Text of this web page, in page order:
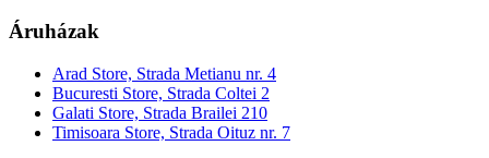
Áruházak
Arad Store, Strada Metianu nr. 4
Bucuresti Store, Strada Coltei 2
Galati Store, Strada Brailei 210
Timisoara Store, Strada Oituz nr. 7